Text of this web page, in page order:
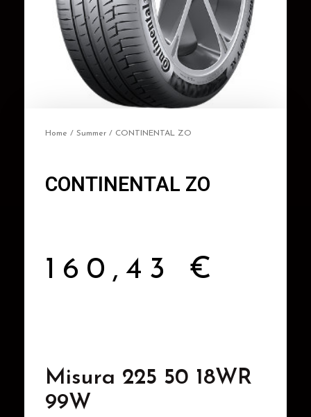
Home / Summer / CONTINENTAL ZO
CONTINENTAL ZO
160,43 €
Misura 225 50 18WR
99W